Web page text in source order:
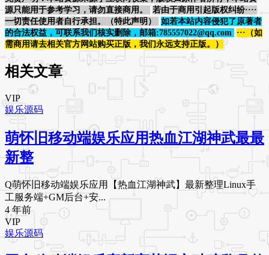
源只能用于参考学习，请勿直接商用。
若由于商用引起版权纠纷····
一切责任使用者自行承担。（特此声明）
如若本站内容侵犯了原著者
的合法权益，可联系我们核实删除，邮箱:785557022@qq.com
···（如
需商用请去相关官方网站购买正版，我们永远支持正版。）
相关文章
VIP
娱乐源码
萌怀旧移动端娱乐应用热血江湖神武最最
新整
Q萌怀旧移动端娱乐应用【热血江湖神武】最新整理Linux手
工服务端+GM后台+安...
4 年前
VIP
娱乐源码